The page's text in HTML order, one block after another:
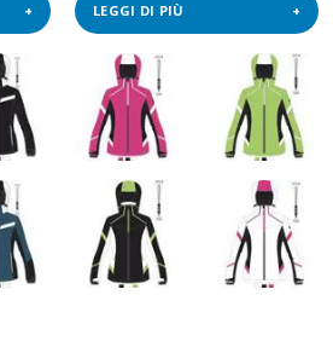
LEGGI DI PIÙ